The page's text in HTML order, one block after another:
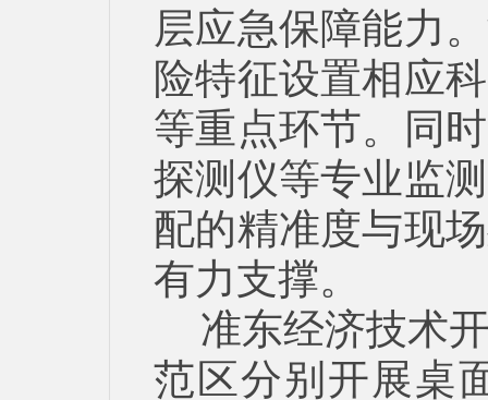
层应急保障能力
险特征设置相应
等重点环节。同
探测仪等专业监
配的精准度与现
有力支撑。
准东经济技术
范区分别开展桌